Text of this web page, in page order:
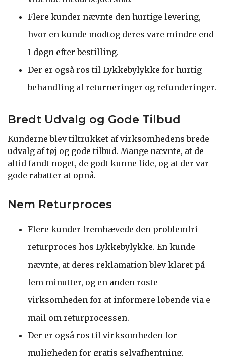
Flere kunder nævnte den hurtige levering,
hvor en kunde modtog deres vare mindre end
1 døgn efter bestilling.
Der er også ros til Lykkebylykke for hurtig
behandling af returneringer og refunderinger.
Bredt Udvalg og Gode Tilbud
Kunderne blev tiltrukket af virksomhedens brede
udvalg af tøj og gode tilbud. Mange nævnte, at de
altid fandt noget, de godt kunne lide, og at der var
gode rabatter at opnå.
Nem Returproces
Flere kunder fremhævede den problemfri
returproces hos Lykkebylykke. En kunde
nævnte, at deres reklamation blev klaret på
fem minutter, og en anden roste
virksomheden for at informere løbende via e-
mail om returprocessen.
Der er også ros til virksomheden for
muligheden for gratis selvafhentning,